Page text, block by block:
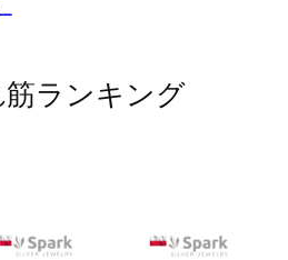
筋ランキング